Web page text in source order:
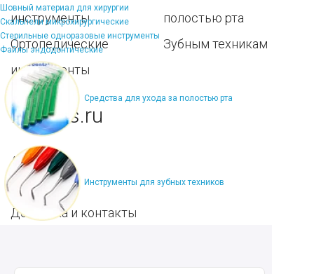
Шовный материал для хирургии
Скальпели микрохирургические
Стерильные одноразовые инструменты
Файлы эндодонтические
Средства для ухода за полостью рта
Инструменты для зубных техников
инструменты
Ортопедические
инструменты
полостью рта
Зубным техникам
Dentins.ru
Акции
О нас
Доставка и контакты
Карта сайта